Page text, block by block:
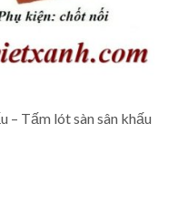
– Tấm lót sàn sân khấu